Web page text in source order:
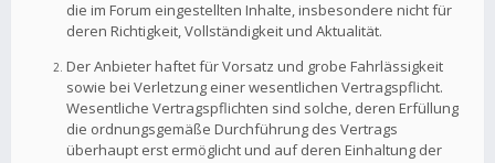
die im Forum eingestellten Inhalte, insbesondere nicht für
deren Richtigkeit, Vollständigkeit und Aktualität.
Der Anbieter haftet für Vorsatz und grobe Fahrlässigkeit
sowie bei Verletzung einer wesentlichen Vertragspflicht.
Wesentliche Vertragspflichten sind solche, deren Erfüllung
die ordnungsgemäße Durchführung des Vertrags
überhaupt erst ermöglicht und auf deren Einhaltung der